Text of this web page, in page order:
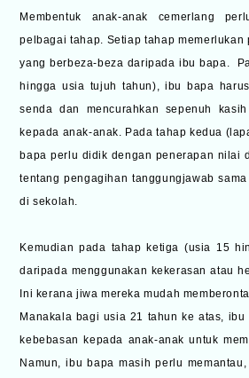
Membentuk anak-anak cemerlang
pelbagai tahap. Setiap tahap memerlukan
yang berbeza-beza daripada ibu bapa.
hingga usia tujuh tahun), ibu bapa
senda dan mencurahkan sepenuh
kepada anak-anak. Pada tahap kedua
bapa perlu didik dengan penerapan nilai
tentang pengagihan tanggungjawab
di sekolah.
Kemudian pada tahap ketiga (usia 15
daripada menggunakan kekerasan atau
Ini kerana jiwa mereka mudah
Manakala bagi usia 21 tahun ke atas, ibu
kebebasan kepada anak-anak untuk
Namun, ibu bapa masih perlu